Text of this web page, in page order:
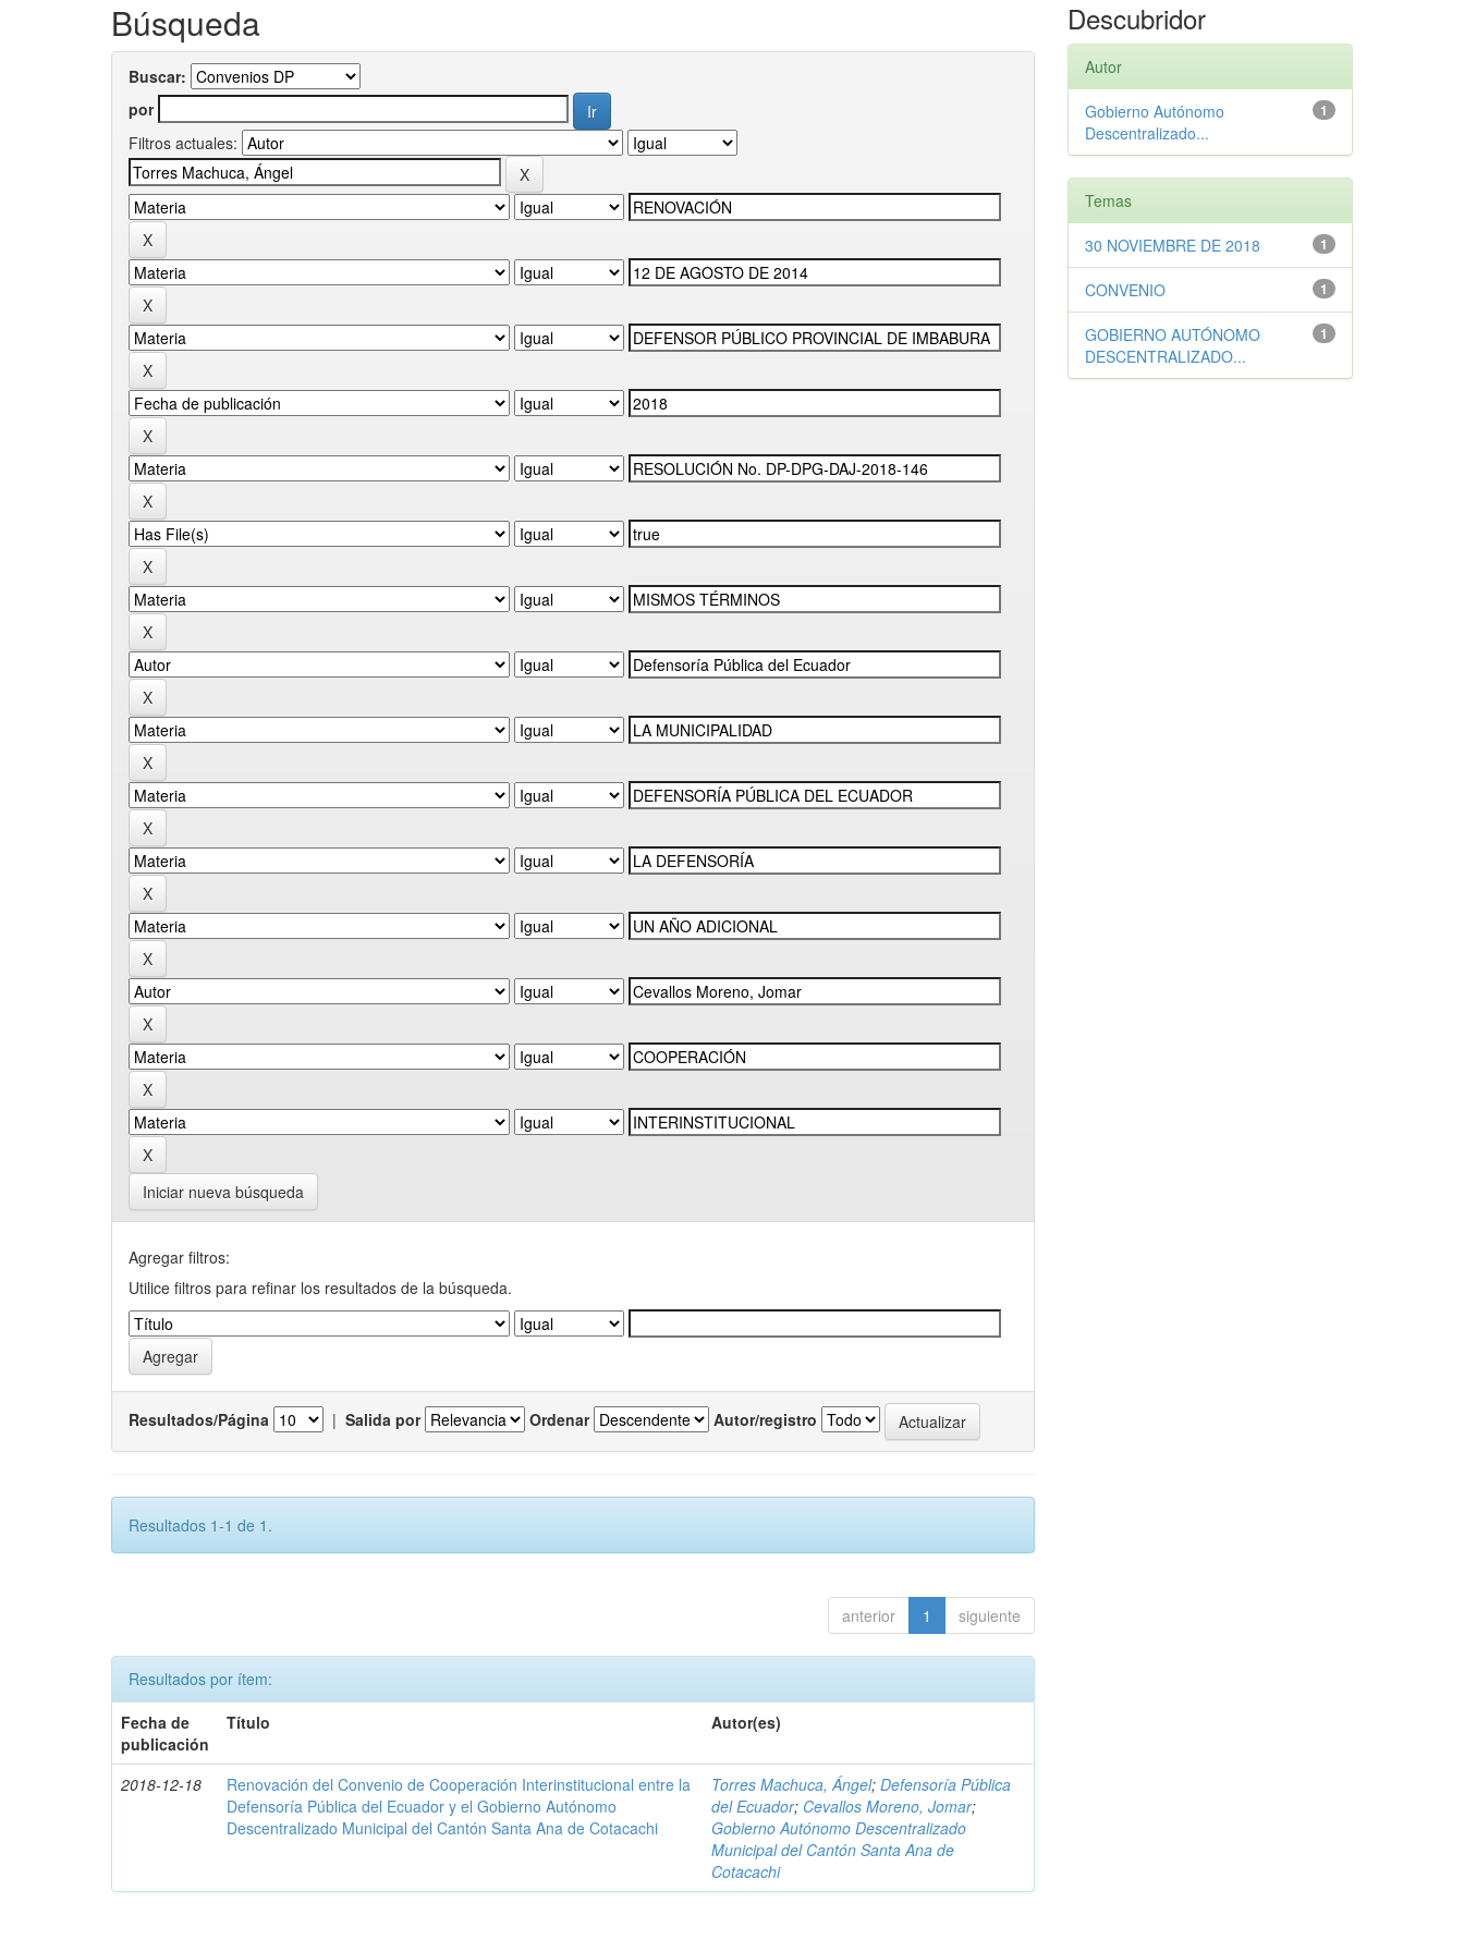
Búsqueda
Buscar:
por
Filtros actuales:
Iniciar nueva búsqueda
Agregar filtros:
Utilice filtros para refinar los resultados de la búsqueda.
Resultados/Página | Salida por Ordenar Autor/registro
Resultados 1-1 de 1.
anterior 1 siguiente
Resultados por ítem:
Fecha de
publicación
Título Autor(es)
2018-12-18
Renovación del Convenio de Cooperación Interinstitucional entre la
Defensoría Pública del Ecuador y el Gobierno Autónomo
Descentralizado Municipal del Cantón Santa Ana de Cotacachi
Torres Machuca, Ángel;Defensoría Pública
del Ecuador; Cevallos Moreno, Jomar;
Gobierno Autónomo Descentralizado
Municipal del Cantón Santa Ana de
Cotacachi
Descubridor
Autor
1
Gobierno Autónomo
Descentralizado...
Temas
1
30 NOVIEMBRE DE 2018
1
CONVENIO
1
GOBIERNO AUTÓNOMO
DESCENTRALIZADO...